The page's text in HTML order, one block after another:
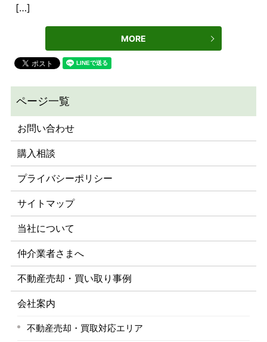
[…]
MORE
お問い合わせ
購入相談
プライバシーポリシー
サイトマップ
当社について
仲介業者さまへ
不動産売却・買い取り事例
会社案内
不動産売却・買取対応エリア